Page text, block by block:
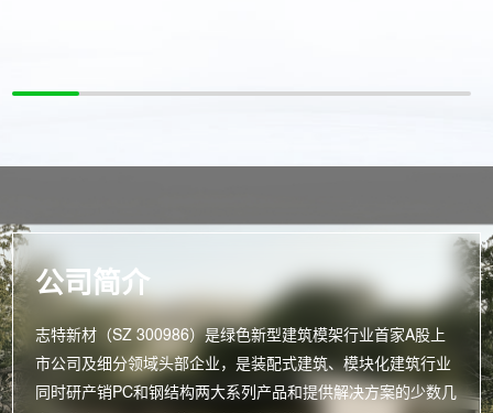
公司简介
志特新材（SZ 300986）是绿色新型建筑模架行业首家A股上
市公司及细分领域头部企业，是装配式建筑、模块化建筑行业
同时研产销PC和钢结构两大系列产品和提供解决方案的少数几